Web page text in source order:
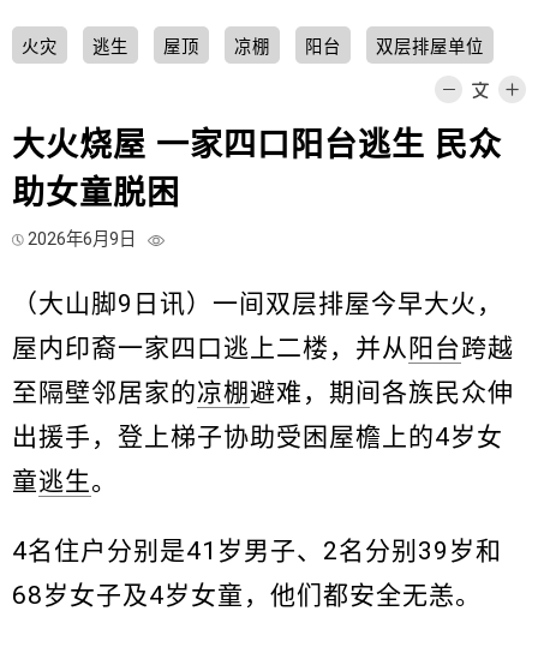
火灾 逃生 屋顶 凉棚 阳台 双层排屋单位
大火烧屋 一家四口阳台逃生 民众
助女童脱困
2026年6月9日
（大山脚9日讯）一间双层排屋今早大火，
屋内印裔一家四口逃上二楼，并从 阳台跨越
至隔壁邻居家的凉棚避难，期间各族民众伸
出援手，登上梯子协助受困屋檐上的4岁女
童逃生。
4名住户分别是41岁男子、2名分别39岁和
68岁女子及4岁女童，他们都安全无恙。